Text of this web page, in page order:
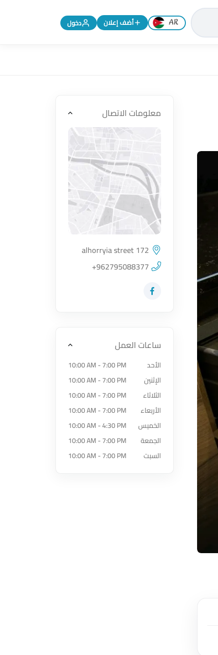
تغيير اللغة إلى الإنجليزية
أضف إعلان دخول
معلومات الاتصال
اضغط لتحميل الموقع
alhorryia street 172
+962795088377
زيارة حساب المتجر على Facebook-f
ساعات العمل
الأحد
10:00 AM - 7:00 PM
الإثنين
10:00 AM - 7:00 PM
الثلاثاء
10:00 AM - 7:00 PM
الأربعاء
10:00 AM - 7:00 PM
الخميس
10:00 AM - 4:30 PM
الجمعة
10:00 AM - 7:00 PM
السبت
10:00 AM - 7:00 PM